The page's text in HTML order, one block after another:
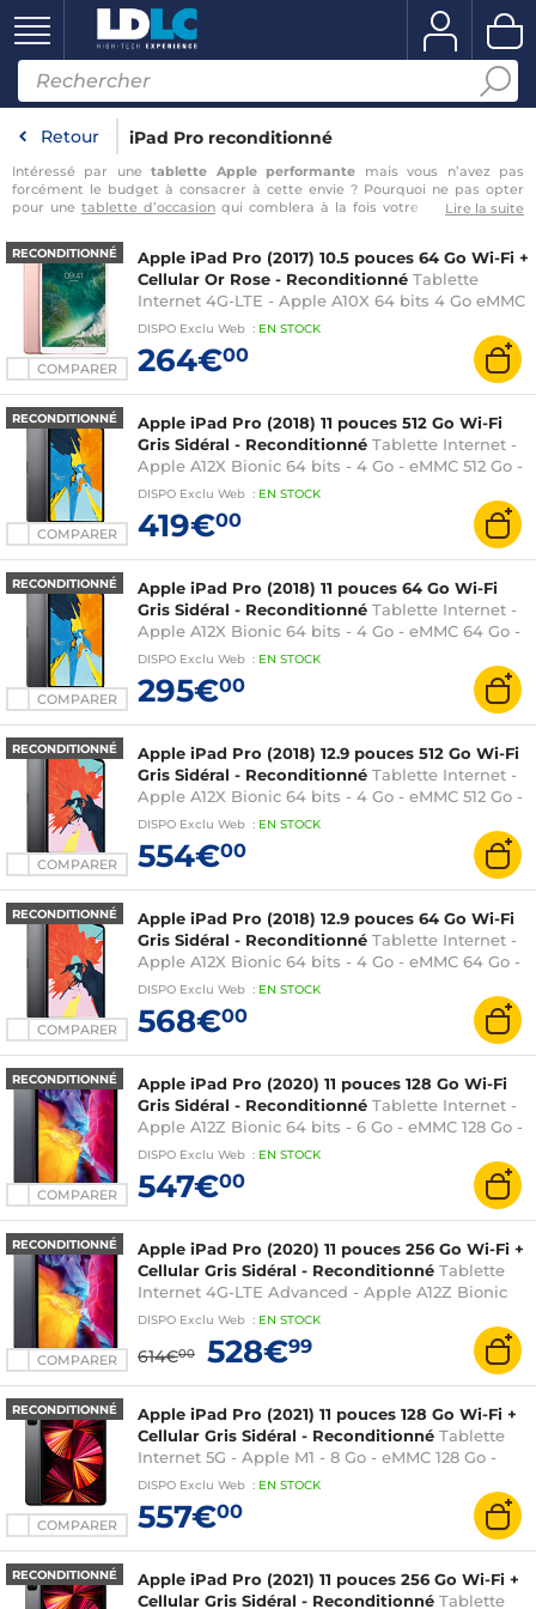
Retour iPad Pro reconditionné
Intéressé par unetablette Apple performante mais vous n’avez pas
forcément le budget à consacrer à cette envie ? Pourquoi ne pas opter
pour une tablette d’occasion qui comblera à la fois votre portefeuille et
domaine des tablettes tactiles, l’iPad Pro prend une place importante. En
vous tournant vers uniPad Pro reconditionné, vous bénéficierez de toutes
les fonctionnalités et performances d’Apple pour un coût maîtrisé. Sur
LDLC.com, vous retrouverez nos différentesgammes d’iPad de seconde
mainpréparés avec sérieux pas nos revendeurs partenaires.
puissance Apple pour…
Lire la suite
RECONDITIONNÉ
COMPARER
Apple iPad Pro (2017) 10.5 pouces 64 Go Wi-Fi +
Cellular Or Rose - Reconditionné Tablette
Internet 4G-LTE - Apple A10X 64 bits 4 Go eMMC
64 Go 10.5" LED tactile Wi-Fi AC / Bluetooth
Webcam iOS 10
DISPO Exclu Web : EN STOCK
264€00
RECONDITIONNÉ
COMPARER
Apple iPad Pro (2018) 11 pouces 512 Go Wi-Fi
Gris Sidéral - Reconditionné Tablette Internet -
Apple A12X Bionic 64 bits - 4 Go - eMMC 512 Go -
Écran 11" LED IPS tactile - Wi-Fi AC / Bluetooth -
Webcam - USB-C - iOS 12
DISPO Exclu Web : EN STOCK
419€00
RECONDITIONNÉ
COMPARER
Apple iPad Pro (2018) 11 pouces 64 Go Wi-Fi
Gris Sidéral - Reconditionné Tablette Internet -
Apple A12X Bionic 64 bits - 4 Go - eMMC 64 Go -
Écran 11" LED IPS tactile - Wi-Fi AC / Bluetooth -
Webcam - USB-C - iOS 12
DISPO Exclu Web : EN STOCK
295€00
RECONDITIONNÉ
COMPARER
Apple iPad Pro (2018) 12.9 pouces 512 Go Wi-Fi
Gris Sidéral - Reconditionné Tablette Internet -
Apple A12X Bionic 64 bits - 4 Go - eMMC 512 Go -
Écran 12.9" LED IPS tactile - Wi-Fi AC / Bluetooth
- Webcam - USB-C - iOS 12
DISPO Exclu Web : EN STOCK
554€00
RECONDITIONNÉ
COMPARER
Apple iPad Pro (2018) 12.9 pouces 64 Go Wi-Fi
Gris Sidéral - Reconditionné Tablette Internet -
Apple A12X Bionic 64 bits - 4 Go - eMMC 64 Go -
Écran 12.9" LED IPS tactile - Wi-Fi AC / Bluetooth
- Webcam - USB-C - iOS 12
DISPO Exclu Web : EN STOCK
568€00
RECONDITIONNÉ
COMPARER
Apple iPad Pro (2020) 11 pouces 128 Go Wi-Fi
Gris Sidéral - Reconditionné Tablette Internet -
Apple A12Z Bionic 64 bits - 6 Go - eMMC 128 Go -
Écran 11" LED IPS tactile - Wi-Fi AX / Bluetooth 5
- Webcam - USB-C - iPadOS
DISPO Exclu Web : EN STOCK
547€00
RECONDITIONNÉ
COMPARER
Apple iPad Pro (2020) 11 pouces 256 Go Wi-Fi +
Cellular Gris Sidéral - Reconditionné Tablette
Internet 4G-LTE Advanced - Apple A12Z Bionic
64 bits - 6 Go - eMMC 256 Go - Écran 11" LED IPS
tactile - Wi-Fi AX / Bluetooth 5 - Webcam - USB-
C - iPadOS
DISPO Exclu Web : EN STOCK
614€00 528€99
RECONDITIONNÉ
COMPARER
Apple iPad Pro (2021) 11 pouces 128 Go Wi-Fi +
Cellular Gris Sidéral - Reconditionné Tablette
Internet 5G - Apple M1 - 8 Go - eMMC 128 Go -
Écran 11" Liquid Retina LED tactile - Wi-Fi AX /
Bluetooth 5 - Webcam - Thunderbolt/USB 4 -
iPadOS 15
DISPO Exclu Web : EN STOCK
557€00
RECONDITIONNÉ
Apple iPad Pro (2021) 11 pouces 256 Go Wi-Fi +
Cellular Gris Sidéral - Reconditionné Tablette